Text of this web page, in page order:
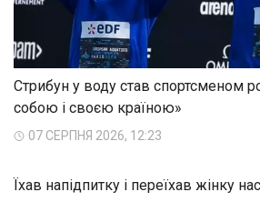
Стрибун у воду став спортсменом
собою і своєю країною»
07 СЕРПНЯ 2026, 12:23
Їхав напідпитку і переїхав жінку